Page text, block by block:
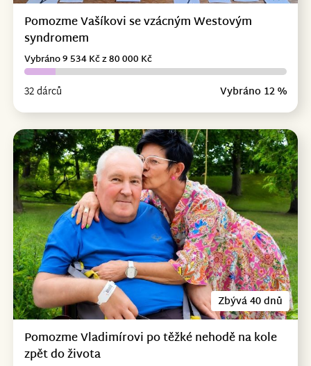
Pomozme Vašíkovi se vzácným Westovým
syndromem
32 dárců Vybráno 12 %
Vybráno 9 534 Kč z 80 000 Kč
Zbývá 40 dnů
Pomozme Vladimírovi po těžké nehodě na kole
zpět do života